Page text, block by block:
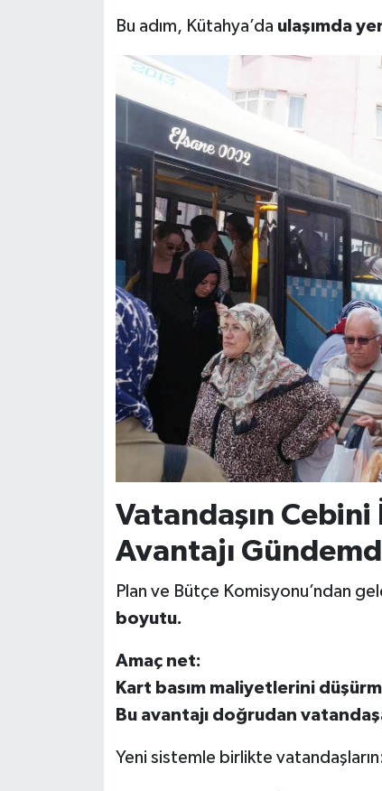
Bu adım, Kütahya’da ulaşımda
Vatandaşın
Avantajı
Plan ve Bütçe Komisyonu’ndan
boyutu.
Amaç net:
Kart basım maliyetlerini
Bu avantajı doğrudan
Yeni sistemle birlikte